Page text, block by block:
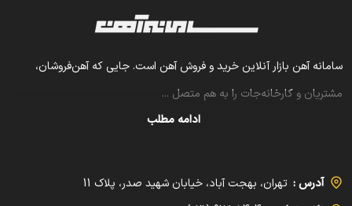
سامانه آهن بازار آنلاین خرید و فروش آهن است. جایی که آهن‌فروشان،
مشتریان و کارخانه‌جات را به هم متصل ...
ادامه مطلب
آدرس : تهران، بهجت آباد، خیابان شهید صدر، پلاک 11